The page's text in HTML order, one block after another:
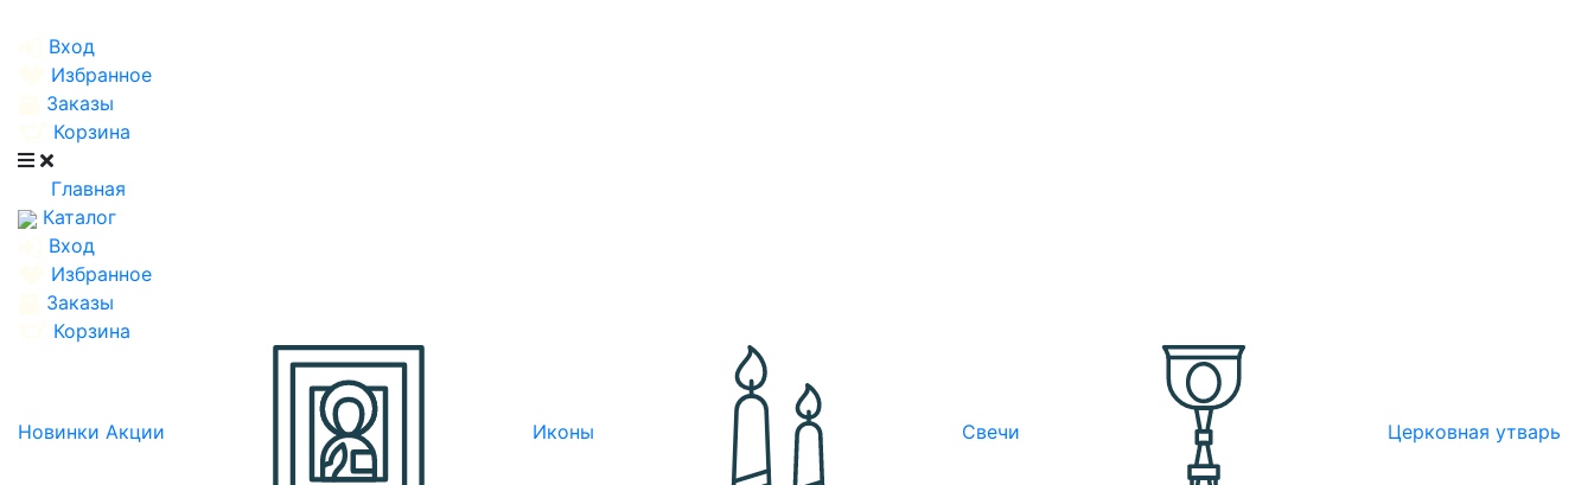
Вход
Избранное
Заказы
Корзина
Главная
Каталог
Вход
Избранное
Заказы
Корзина
Новинки Акции Иконы Свечи Церковная утварь